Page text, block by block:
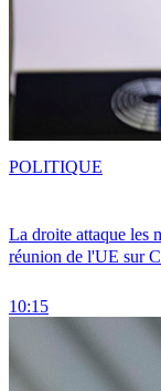
La droite attaque les
réunion de l'UE sur
10:15
POLITIQUE